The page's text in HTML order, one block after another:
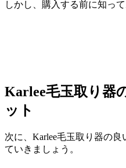
しかし、購入する前に知っ
Karlee毛玉取り器
ット
次に、Karlee毛玉取り器の
ていきましょう。